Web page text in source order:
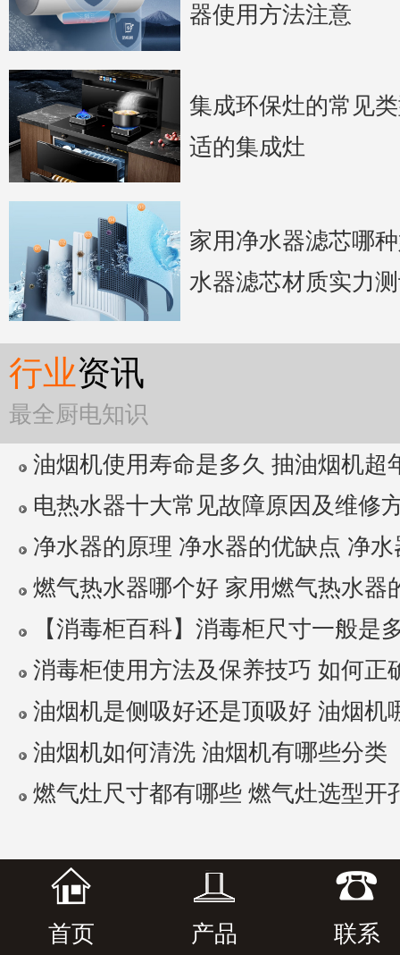
器使用方法注意
集成环保灶的常见
适的集成灶
家用净水器滤芯哪
水器滤芯材质实力
行业资讯
最全厨电知识
油烟机使用寿命是多久 抽油烟机超
电热水器十大常见故障原因及维修
净水器的原理 净水器的优缺点 净水
燃气热水器哪个好 家用燃气热水器
【消毒柜百科】消毒柜尺寸一般是
消毒柜使用方法及保养技巧 如何正
油烟机是侧吸好还是顶吸好 油烟机
油烟机如何清洗 油烟机有哪些分类
燃气灶尺寸都有哪些 燃气灶选型开
首页 产品 联系